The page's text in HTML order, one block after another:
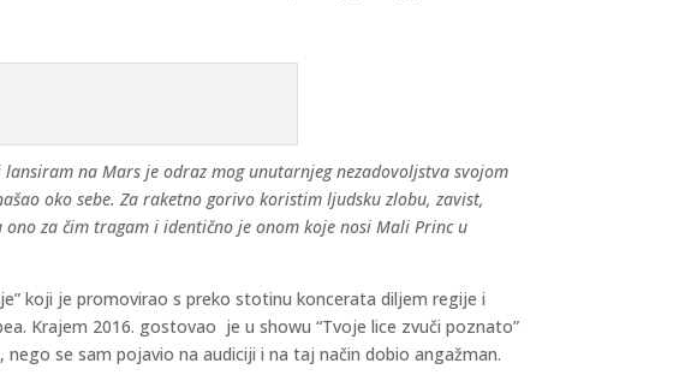
na Mars je odraz mog unutarnjeg nezadovoljstva svojom
oko sebe. Za raketno gorivo koristim ljudsku zlobu, zavist,
za čim tragam i identično je onom koje nosi Mali Princ u
koji je promovirao s preko stotinu koncerata diljem regije i
Krajem 2016. gostovao je u showu “Tvoje lice zvuči poznato”
se sam pojavio na audiciji i na taj način dobio angažman.